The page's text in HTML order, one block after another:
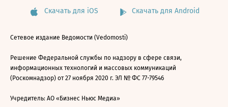
Скачать для iOS Скачать для Android
Сетевое издание Ведомости (Vedomosti)
Решение Федеральной службы по надзору в сфере связи,
информационных технологий и массовых коммуникаций
(Роскомнадзор) от 27 ноября 2020 г. ЭЛ № ФС 77-79546
Учредитель: АО «Бизнес Ньюс Медиа»